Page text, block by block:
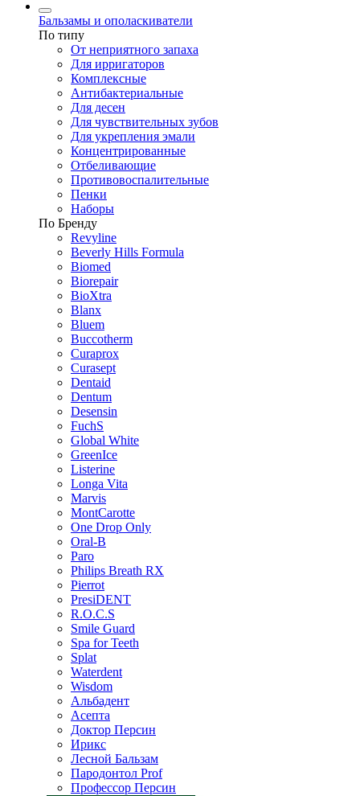
Бальзамы и ополаскиватели
По типу
От неприятного запаха
Для ирригаторов
Комплексные
Антибактериальные
Для десен
Для чувствительных зубов
Для укрепления эмали
Концентрированные
Отбеливающие
Противовоспалительные
Пенки
Наборы
По Бренду
Revyline
Beverly Hills Formula
Biomed
Biorepair
BioXtra
Blanx
Bluem
Buccotherm
Curaprox
Curasept
Dentaid
Dentum
Desensin
FuchS
Global White
GreenIce
Listerine
Longa Vita
Marvis
MontCarotte
One Drop Only
Oral-B
Paro
Philips Breath RX
Pierrot
PresiDENT
R.O.C.S
Smile Guard
Spa for Teeth
Splat
Waterdent
Wisdom
Альбадент
Асепта
Доктор Персин
Ирикс
Лесной Бальзам
Пародонтол Prof
Профессор Персин